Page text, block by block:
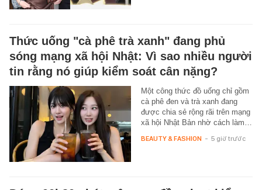
Thức uống "cà phê trà xanh" đang phủ
sóng mạng xã hội Nhật: Vì sao nhiều người
tin rằng nó giúp kiểm soát cân nặng?
Một công thức đồ uống chỉ gồm
cà phê đen và trà xanh đang
được chia sẻ rộng rãi trên mạng
xã hội Nhật Bản nhờ cách làm…
BEAUTY & FASHION - 5 giờ trước